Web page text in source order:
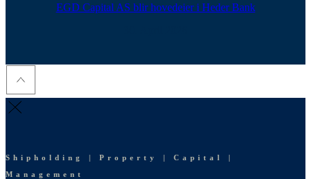
EGD Capital AS blir hovedeier i Heder Bank
Shipholding | Property | Capital |
Management